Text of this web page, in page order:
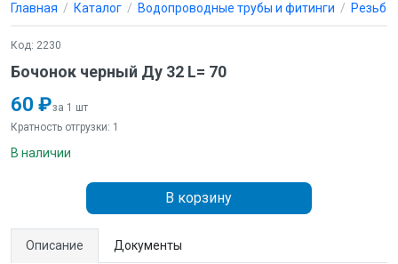
Главная Каталог Водопроводные трубы и фитинги
Код: 2230
Бочонок черный Ду 32 L= 70
60 ₽за 1 шт
Кратность отгрузки: 1
В наличии
В корзину
Описание Документы